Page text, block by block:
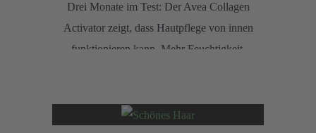
Drei Monate im Test: Der Avea Collagen
Activator zeigt, dass Hautpflege von innen
funktionieren kann. Mehr Feuchtigkeit,
Konzept überzeugt.